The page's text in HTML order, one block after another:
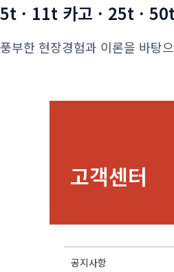
뛰
5t · 11t 카고 · 25t ·
풍부한 현장경험과 이론을 바탕
고객센터
공지사항